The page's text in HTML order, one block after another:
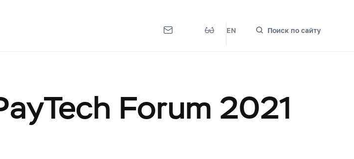
EN Поиск по сайту
Forum 2021